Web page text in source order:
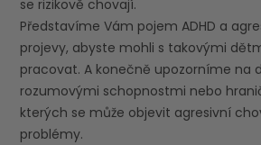
se rizikově chovají.
Představíme Vám pojem ADHD a
projevy, abyste mohli s takovými
pracovat. A konečně upozorníme na
rozumovými schopnostmi nebo
kterých se může objevit agresivní
problémy.